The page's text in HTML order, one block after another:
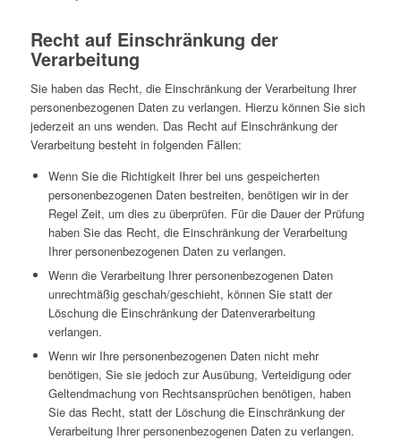
Recht auf Einschränkung der
Verarbeitung
Sie haben das Recht, die Einschränkung der Verarbeitung Ihrer
personenbezogenen Daten zu verlangen. Hierzu können Sie sich
jederzeit an uns wenden. Das Recht auf Einschränkung der
Verarbeitung besteht in folgenden Fällen:
Wenn Sie die Richtigkeit Ihrer bei uns gespeicherten
personenbezogenen Daten bestreiten, benötigen wir in der
Regel Zeit, um dies zu überprüfen. Für die Dauer der Prüfung
haben Sie das Recht, die Einschränkung der Verarbeitung
Ihrer personenbezogenen Daten zu verlangen.
Wenn die Verarbeitung Ihrer personenbezogenen Daten
unrechtmäßig geschah/geschieht, können Sie statt der
Löschung die Einschränkung der Datenverarbeitung
verlangen.
Wenn wir Ihre personenbezogenen Daten nicht mehr
benötigen, Sie sie jedoch zur Ausübung, Verteidigung oder
Geltendmachung von Rechtsansprüchen benötigen, haben
Sie das Recht, statt der Löschung die Einschränkung der
Verarbeitung Ihrer personenbezogenen Daten zu verlangen.